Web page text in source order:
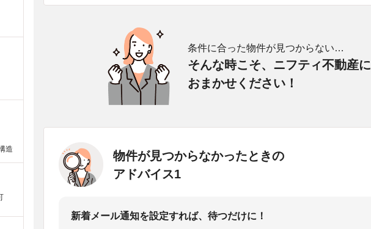
造
条件に合った物件が見つからない…
そんな時こそ、ニフティ不動産に
おまかせください！
物件が見つからなかったときの
アドバイス1
新着メール通知を設定すれば、待つだけに！